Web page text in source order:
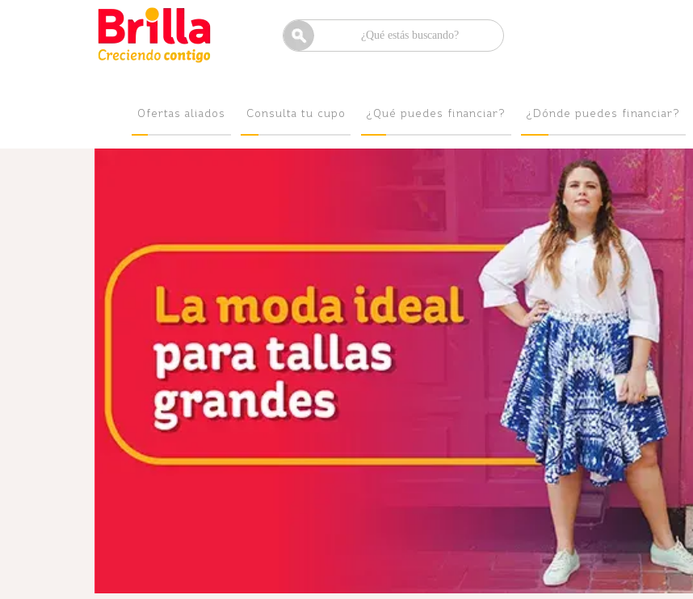
Ofertas aliados Consulta tu cupo ¿Qué puedes financiar? ¿Dónde puedes financiar?